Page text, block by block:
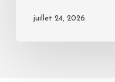
juillet 24, 2026